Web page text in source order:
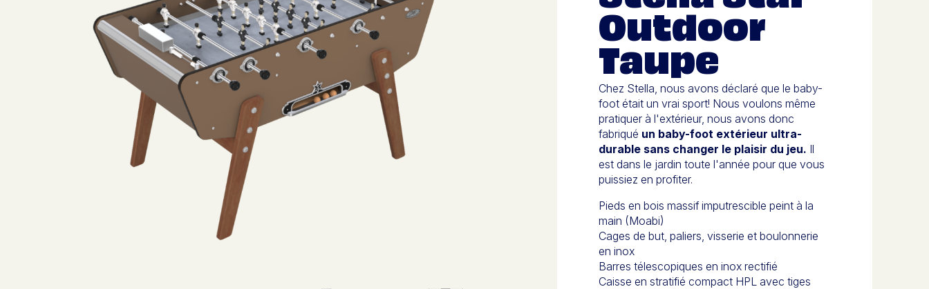
Outdoor
Taupe
Chez Stella, nous avons déclaré que le baby-
foot était un vrai sport! Nous voulons même
pratiquer à l'extérieur, nous avons donc
fabriqué un baby-foot extérieur ultra-
durable sans changer le plaisir du jeu. Il
est dans le jardin toute l'année pour que vous
puissiez en profiter.
Pieds en bois massif imputrescible peint à la
main (Moabi)
Cages de but, paliers, visserie et boulonnerie
en inox
Barres télescopiques en inox rectifié
Caisse en stratifié compact HPL avec tiges